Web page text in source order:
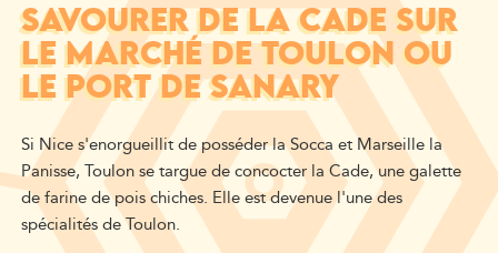
SAVOURER DE LA CADE SUR
LE MARCHÉ DE TOULON OU
LE PORT DE SANARY
Si Nice s'enorgueillit de posséder la Socca et Marseille la
Panisse, Toulon se targue de concocter la Cade, une galette
de farine de pois chiches. Elle est devenue l'une des
spécialités de Toulon.